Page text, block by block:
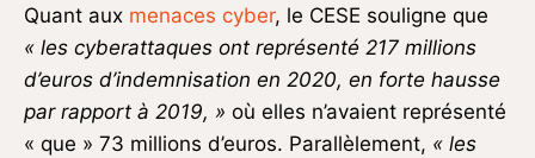
Quant aux menaces cyber, le CESE souligne que
« les cyberattaques ont représenté 217 millions
d’euros d’indemnisation en 2020, en forte hausse
par rapport à 2019, » où elles n’avaient représenté
« que » 73 millions d’euros. Parallèlement, « les